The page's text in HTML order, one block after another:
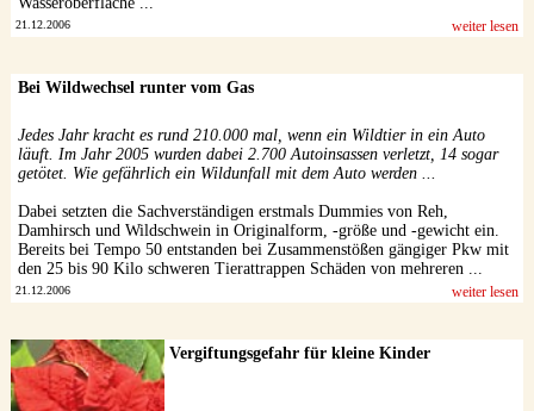
21.12.2006 weiter lesen
Bei Wildwechsel runter vom Gas
Jedes Jahr kracht es rund 210.000 mal, wenn ein Wildtier in ein Auto
läuft. Im Jahr 2005 wurden dabei 2.700 Autoinsassen verletzt, 14 sogar
getötet. Wie gefährlich ein Wildunfall mit dem Auto werden ...
Dabei setzten die Sachverständigen erstmals Dummies von Reh,
Damhirsch und Wildschwein in Originalform, -größe und -gewicht ein.
Bereits bei Tempo 50 entstanden bei Zusammenstößen gängiger Pkw mit
den 25 bis 90 Kilo schweren Tierattrappen Schäden von mehreren ...
21.12.2006 weiter lesen
Vergiftungsgefahr für kleine Kinder